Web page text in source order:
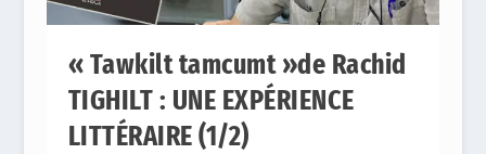
« Tawkilt tamcumt »de Rachid
TIGHILT : UNE EXPÉRIENCE
LITTÉRAIRE (1/2)